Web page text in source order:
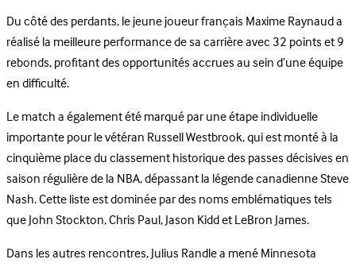
Du côté des perdants, le jeune joueur français Maxime Raynaud a
réalisé la meilleure performance de sa carrière avec 32 points et 9
rebonds, profitant des opportunités accrues au sein d’une équipe
en difficulté.
Le match a également été marqué par une étape individuelle
importante pour le vétéran Russell Westbrook, qui est monté à la
cinquième place du classement historique des passes décisives en
saison régulière de la NBA, dépassant la légende canadienne Steve
Nash. Cette liste est dominée par des noms emblématiques tels
que John Stockton, Chris Paul, Jason Kidd et LeBron James.
Dans les autres rencontres, Julius Randle a mené Minnesota